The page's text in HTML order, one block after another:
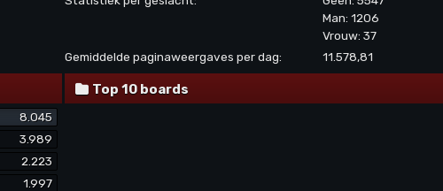
Man: 1206
Vrouw: 37
Gemiddelde paginaweergaves per dag:
11.578,81
8.045
3.989
2.223
1.997
Top 10 boards